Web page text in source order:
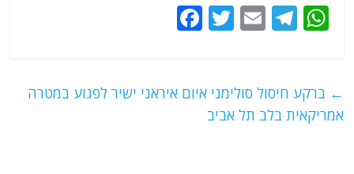
W
s
A
T
g
ra
E
l
T
er
e ← ברקע חיסול סולימני איום איראני ישיר לפגוע במטרה
אמריקאית בלב תל אביב